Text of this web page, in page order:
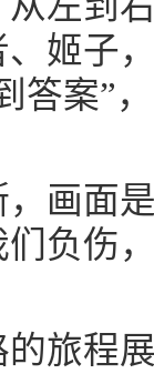
姬子
答案”
画面
负伤
旅程